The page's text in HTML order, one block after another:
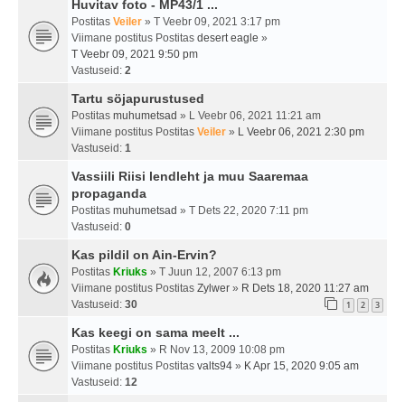
Huvitav foto - MP43/1 ...
Postitas Veiler » T Veebr 09, 2021 3:17 pm
Viimane postitus Postitas desert eagle »
T Veebr 09, 2021 9:50 pm
Vastuseid: 2
Tartu söjapurustused
Postitas muhumetsad » L Veebr 06, 2021 11:21 am
Viimane postitus Postitas Veiler » L Veebr 06, 2021 2:30 pm
Vastuseid: 1
Vassiili Riisi lendleht ja muu Saaremaa
propaganda
Postitas muhumetsad » T Dets 22, 2020 7:11 pm
Vastuseid: 0
Kas pildil on Ain-Ervin?
Postitas Kriuks » T Juun 12, 2007 6:13 pm
Viimane postitus Postitas Zylwer » R Dets 18, 2020 11:27 am
Vastuseid: 30 1 2 3
Kas keegi on sama meelt ...
Postitas Kriuks » R Nov 13, 2009 10:08 pm
Viimane postitus Postitas valts94 » K Apr 15, 2020 9:05 am
Vastuseid: 12